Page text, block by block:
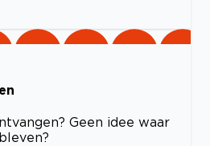
Geen idee waar